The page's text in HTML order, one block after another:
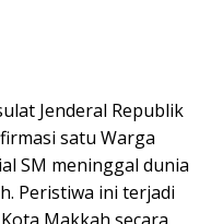
Jenderal Republik
satu Warga
SM meninggal dunia
Peristiwa ini terjadi
Makkah secara